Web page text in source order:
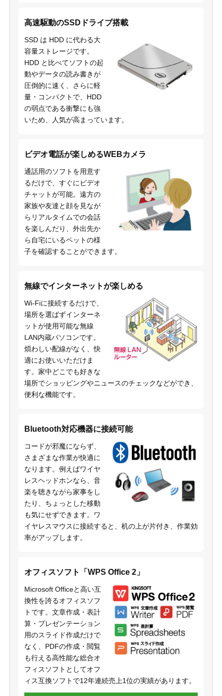
高速駆動のSSDドライブ搭載
SSD は HDD に代わる大
容量ストレージです。
HDD と比べてソフトの起
動やデータの読み書きが
圧倒的に速く、さらに軽
量・コンパクトで、HDD
の弱点である衝撃にも強
いため、人気が高まっています。
ビデオ電話が楽しめるWEBカメラ
通話用のソフトを用意す
るだけで、すぐにビデオ
チャットが可能。遠方の
家族や友達と顔を見なが
らリアルタイムでの会話
を楽しんだり、外出先か
ら自宅にいるペットの様
子を確認することができます。
無線でインターネットが楽しめる
Wi-Fiに接続するだけで、
場所を選ばずインターネ
ットが使用可能な無線
LAN内蔵パソコンです。
煩わしい配線がなく、快
適にお使いいただけま
す。家中どこでも好きな
場所でショッピングやニュースのチェックなどができ、
便利な機能です。
Bluetooth対応機器に接続可能
コードが邪魔にならず、
さまざまな作業が快適に
なります。例えばワイヤ
レスヘッドホンなら、音
楽を聴きながら家事をし
たり、ちょっとした移動
も気にせずできます。ワ
イヤレスマウスに接続すると、机の上が片付き、作業効
率がアップします。
オフィスソフト「WPS Office 2」
Microsoft Officeと高い互
換性を誇るオフィスソフ
トです。文章作成・表計
算・プレゼンテーション
用のスライド作成だけで
なく、PDFの作成・閲覧
も行える高性能な総合オ
フィスソフトとしてオフ
ィス互換ソフトで12年連続売上1位の実績があります。